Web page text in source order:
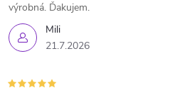
Mili
21.7.2026
výrobná. Ďakujem.